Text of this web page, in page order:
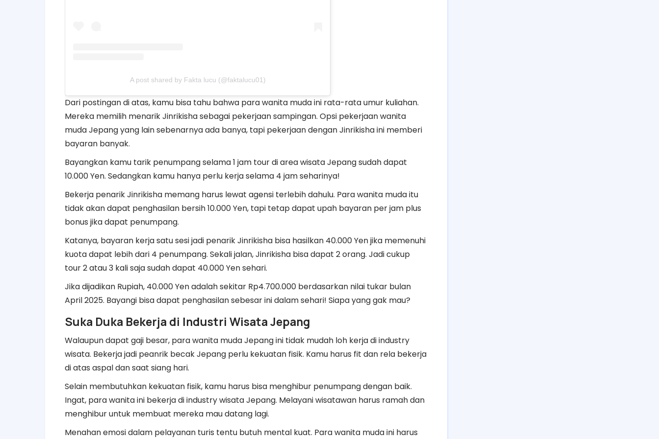
A post shared by Fakta lucu (@faktalucu01)
Dari postingan di atas, kamu bisa tahu bahwa para wanita muda ini rata-rata umur kuliahan.
Mereka memilih menarik Jinrikisha sebagai pekerjaan sampingan. Opsi pekerjaan wanita
muda Jepang yang lain sebenarnya ada banya, tapi pekerjaan dengan Jinrikisha ini memberi
bayaran banyak.
Bayangkan kamu tarik penumpang selama 1 jam tour di area wisata Jepang sudah dapat
10.000 Yen. Sedangkan kamu hanya perlu kerja selama 4 jam seharinya!
Bekerja penarik Jinrikisha memang harus lewat agensi terlebih dahulu. Para wanita muda itu
tidak akan dapat penghasilan bersih 10.000 Yen, tapi tetap dapat upah bayaran per jam plus
bonus jika dapat penumpang.
Katanya, bayaran kerja satu sesi jadi penarik Jinrikisha bisa hasilkan 40.000 Yen jika memenuhi
kuota dapat lebih dari 4 penumpang. Sekali jalan, Jinrikisha bisa dapat 2 orang. Jadi cukup
tour 2 atau 3 kali saja sudah dapat 40.000 Yen sehari.
Jika dijadikan Rupiah, 40.000 Yen adalah sekitar Rp4.700.000 berdasarkan nilai tukar bulan
April 2025. Bayangi bisa dapat penghasilan sebesar ini dalam sehari! Siapa yang gak mau?
Suka Duka Bekerja di Industri Wisata Jepang
Walaupun dapat gaji besar, para wanita muda Jepang ini tidak mudah loh kerja di industry
wisata. Bekerja jadi peanrik becak Jepang perlu kekuatan fisik. Kamu harus fit dan rela bekerja
di atas aspal dan saat siang hari.
Selain membutuhkan kekuatan fisik, kamu harus bisa menghibur penumpang dengan baik.
Ingat, para wanita ini bekerja di industry wisata Jepang. Melayani wisatawan harus ramah dan
menghibur untuk membuat mereka mau datang lagi.
Menahan emosi dalam pelayanan turis tentu butuh mental kuat. Para wanita muda ini harus